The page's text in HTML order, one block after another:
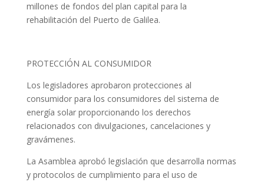
millones de fondos del plan capital para la
rehabilitación del Puerto de Galilea.
PROTECCIÓN AL CONSUMIDOR
Los legisladores aprobaron protecciones al
consumidor para los consumidores del sistema de
energía solar proporcionando los derechos
relacionados con divulgaciones, cancelaciones y
gravámenes.
La Asamblea aprobó legislación que desarrolla normas
y protocolos de cumplimiento para el uso de